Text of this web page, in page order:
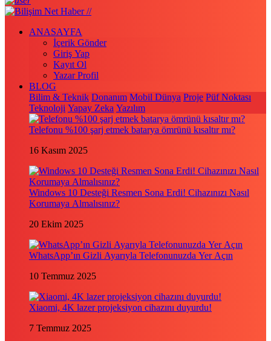
ANASAYFA
İçerik Gönder
Giriş Yap
Kayıt Ol
Yazar Profil
BLOG
Bilim & Teknik Donanım Mobil Dünya Proje Püf Noktası
Teknoloji Yapay Zeka Yazılım
Telefonu %100 şarj etmek batarya ömrünü kısaltır mı?
16 Kasım 2025
Windows 10 Desteği Resmen Sona Erdi! Cihazınızı Nasıl
Korumaya Almalısınız?
20 Ekim 2025
WhatsApp’ın Gizli Ayarıyla Telefonunuzda Yer Açın
10 Temmuz 2025
Xiaomi, 4K lazer projeksiyon cihazını duyurdu!
7 Temmuz 2025